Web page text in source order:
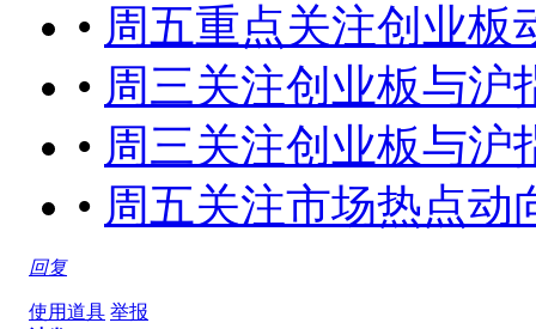
• 周五重点关注创业板
• 周三关注创业板与沪
• 周三关注创业板与沪
• 周五关注市场热点动
回复
使用道具 举报